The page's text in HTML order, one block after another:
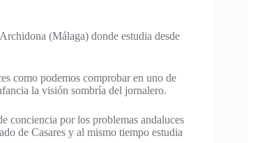
(Málaga) donde estudia desde
como podemos comprobar en uno de
la visión sombría del jornalero.
conciencia por los problemas andaluces
de Casares y al mismo tiempo estudia